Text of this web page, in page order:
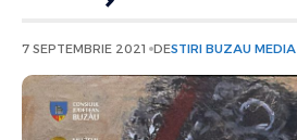
7 SEPTEMBRIE 2021 DESTIRI BUZAU MEDIA